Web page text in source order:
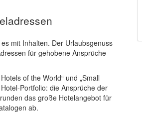
mit Inhalten. Der Urlaubsgenuss
für gehobene Ansprüche
of the World“ und „Small
Portfolio: die Ansprüche der
das große Hotelangebot für
ab.